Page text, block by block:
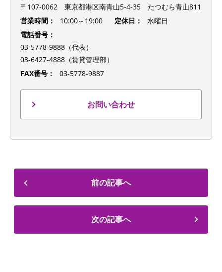
〒107-0062 東京都港区南青山5-4-35 たつむら青山811
営業時間：
10:00～19:00 定休日：
水曜日
電話番号：
03-5778-9888（代表）
03-6427-4888（賃貸管理部）
FAX番号：
03-5778-9887
お問い合わせ
前の記事へ
次の記事へ